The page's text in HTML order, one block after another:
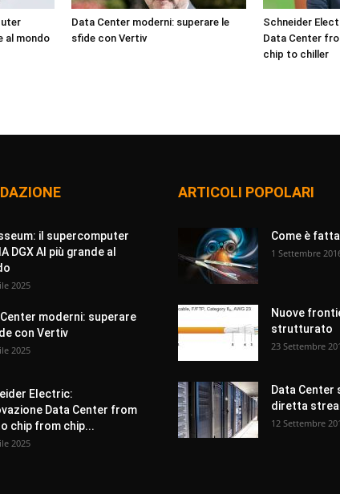
al mondo
Data Center moderni: superare le
sfide con Vertiv
Schneider
Data Center
chip to chiller
il supercomputer
DGX AI più grande al
2025
moderni: superare
con Vertiv
2025
Electric:
Data Center from
chip from chip...
2025
ARTICOLI POPOLARI
Come è
1 Settembre
Nuove
strutturato
23 Settembre
Data Center
diretta
12 Settembre